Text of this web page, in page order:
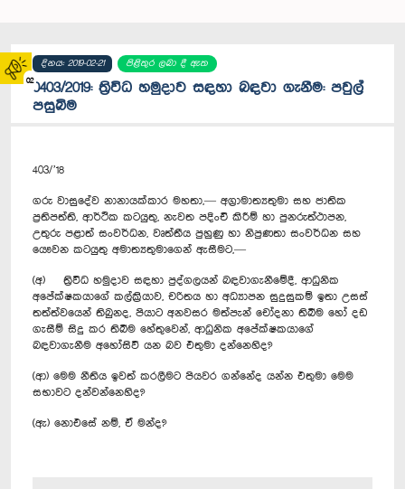
02
දිනය: 2019-02-21 පිළිතුර ලබා දී ඇත
0403/2019: ත්‍රිවිධ හමුදාව සඳහා බඳවා ගැනීම: පවුල්
පසුබිම
403/’18
ගරු වාසුදේව නානායක්කාර මහතා,— අග්‍රාමාත්‍යතුමා සහ ජාතික
ප්‍රතිපත්ති, ආර්ථික කටයුතු, නැවත පදිංචි කිරීම් හා පුනරුත්ථාපන,
උතුරු පළාත් සංවර්ධන, වෘත්තීය පුහුණු හා නිපුණතා සංවර්ධන සහ
යෞවන කටයුතු අමාත්‍යතුමාගෙන් ඇසීමට,—
(අ) ත්‍රිවිධ හමුදාව සඳහා පුද්ගලයන් බඳවාගැනීමේදී, ආධුනික
අපේක්ෂකයාගේ කල්ක්‍රියාව, චරිතය හා අධ්‍යාපන සුදුසුකම් ඉතා උසස්
තත්ත්වයෙන් තිබුනද, පියාට අනවසර මත්පැන් චෝදනා තිබීම හෝ දඩ
ගැසීම් සිදු කර තිබීම හේතුවෙන්, ආධුනික අපේක්ෂකයාගේ
බඳවාගැනීම අහෝසිවී යන බව එතුමා දන්නෙහිද?
(ආ) මෙම නීතිය ඉවත් කරලීමට පියවර ගන්නේද යන්න එතුමා මෙම
සභාවට දන්වන්නෙහිද?
(ඇ) නොඑසේ නම්, ඒ මන්ද?